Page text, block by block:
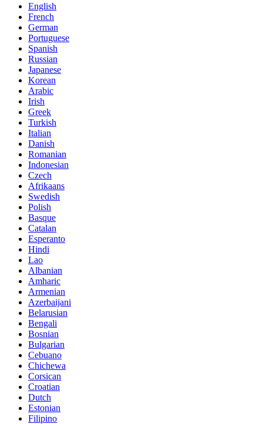
English
French
German
Portuguese
Spanish
Russian
Japanese
Korean
Arabic
Irish
Greek
Turkish
Italian
Danish
Romanian
Indonesian
Czech
Afrikaans
Swedish
Polish
Basque
Catalan
Esperanto
Hindi
Lao
Albanian
Amharic
Armenian
Azerbaijani
Belarusian
Bengali
Bosnian
Bulgarian
Cebuano
Chichewa
Corsican
Croatian
Dutch
Estonian
Filipino